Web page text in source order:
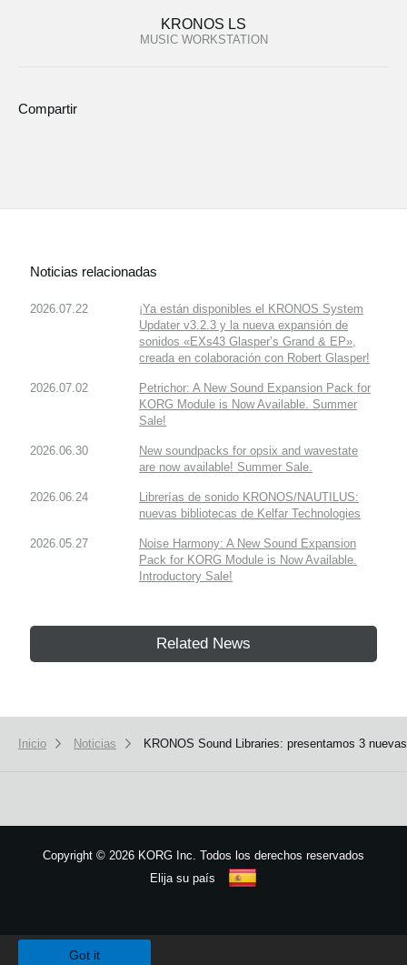
KRONOS LS
MUSIC WORKSTATION
Compartir
Noticias relacionadas
2026.07.22
¡Ya están disponibles el KRONOS System
Updater v3.2.3 y la nueva expansión de
sonidos «EXs43 Glasper’s Grand & EP»,
creada en colaboración con Robert Glasper!
2026.07.02
Petrichor: A New Sound Expansion Pack for
KORG Module is Now Available. Summer
Sale!
2026.06.30
New soundpacks for opsix and wavestate
are now available! Summer Sale.
2026.06.24
Librerías de sonido KRONOS/NAUTILUS:
nuevas bibliotecas de Kelfar Technologies
2026.05.27
Noise Harmony: A New Sound Expansion
Pack for KORG Module is Now Available.
Introductory Sale!
Related News
Inicio Noticias KRONOS Sound Libraries: presentamos 3
Copyright © 2026 KORG Inc. Todos los derechos reservados
Elija su país
Got it